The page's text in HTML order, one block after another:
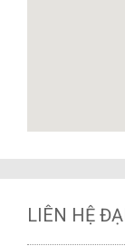
LIÊN HỆ